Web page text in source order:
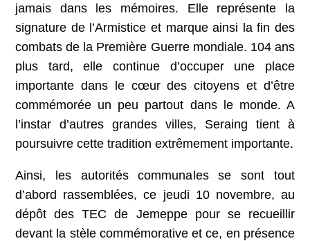
jamais dans les mémoires. Elle représente la
signature de l’Armistice et marque ainsi la fin des
combats de la Première Guerre mondiale. 104 ans
plus tard, elle continue d’occuper une place
importante dans le cœur des citoyens et d’être
commémorée un peu partout dans le monde. A
l’instar d’autres grandes villes, Seraing tient à
poursuivre cette tradition extrêmement importante.
Ainsi, les autorités communales se sont tout
d’abord rassemblées, ce jeudi 10 novembre, au
dépôt des TEC de Jemeppe pour se recueillir
devant la stèle commémorative et ce, en présence